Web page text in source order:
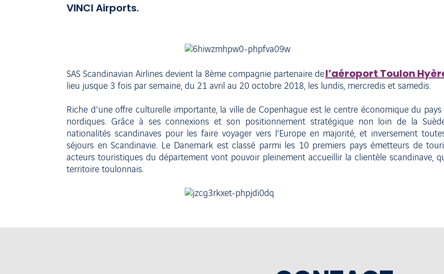
VINCI Airports.
SAS Scandinavian Airlines devient la 8ème compagnie partenaire del’aéroport Toulon
lieu jusque 3 fois par semaine, du 21 avril au 20 octobre 2018, les lundis, mercredis et samedis.
Riche d'une offre culturelle importante, la ville de Copenhague est le centre économique du
nordiques. Grâce à ses connexions et son positionnement stratégique non loin de la
nationalités scandinaves pour les faire voyager vers l’Europe en majorité, et inversement
séjours en Scandinavie. Le Danemark est classé parmi les 10 premiers pays émetteurs de
acteurs touristiques du département vont pouvoir pleinement accueillir la clientèle scandinave,
territoire toulonnais.